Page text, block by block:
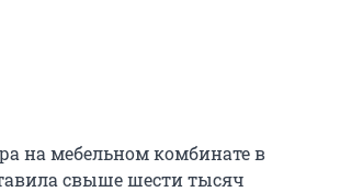
на мебельном комбинате в
свыше шести тысяч